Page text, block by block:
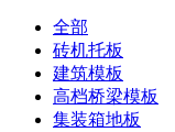
全部
砖机托板
建筑模板
高档桥梁模板
集装箱地板